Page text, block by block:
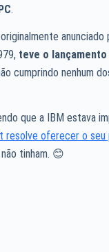
.
teve o lançamento
cumprindo nenhum
que a IBM estava
resolve oferecer o seu
tinham. 😊